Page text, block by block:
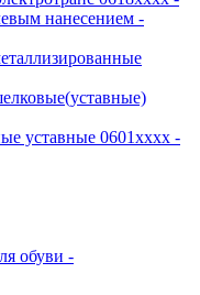
нанесением -
уставные 0601хххх -
обуви -